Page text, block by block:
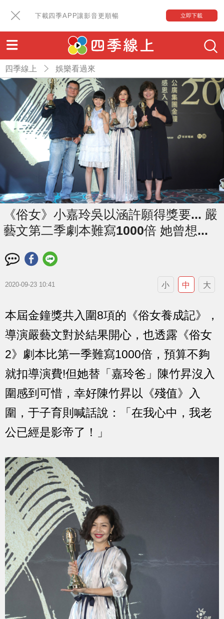
下載四季APP讓影音更順暢 立即下載
四季線上 娛樂看過來
《俗女》小嘉玲吳以涵許願得獎要... 嚴
藝文第二季劇本難寫1000倍 她曾想...
2020-09-23 10:41 小 中 大
本屆金鐘獎共入圍8項的《俗女養成記》，
導演嚴藝文對於結果開心，也透露《俗女
2》劇本比第一季難寫1000倍，預算不夠
就扣導演費!但她替「嘉玲爸」陳竹昇沒入
圍感到可惜，幸好陳竹昇以《殘值》入
圍，于子育則喊話說：「在我心中，我老
公已經是影帝了！」